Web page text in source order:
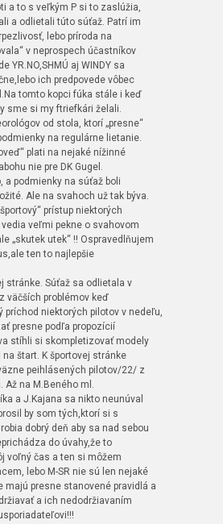
a to s veľkým P si to zaslúžia,
a odlietali túto súťaž. Patrí im
lebo príroda na
v neprospech účastníkov
YR.NO,SHMÚ aj WINDY sa
ich predpovede vôbec
tomto kopci fúka stále i keď
sme si my ftriefkári želali.
od stola, ktorí „presne“
na regulárne lietanie.
plati na nejaké nížinné
nie pre DK Gugel.
a podmienky na súťaž boli
Ale na svahoch už tak býva.
prístup niektorých
vedia veľmi pekne o svahovom
„skutek utek“ !! Ospravedlňujem
ten to najlepšie
stránke. Súťaž sa odlietala v
väčších problémov keď
príchod niektorých pilotov v nedeľu,
presne podľa propozícií
stíhli si skompletizovať modely
štart. K športovej stránke
peihlásených pilotov/22/ z
Až na M.Beného ml.
a J.Kajana sa nikto neunúval
by som tých,ktorí si s
dobrý deň aby sa nad sebou
do úvahy,že to
voľný čas a ten si môžem
lebo M-SR nie sú len nejaké
majú presne stanovené pravidlá a
a ich nedodržiavaním